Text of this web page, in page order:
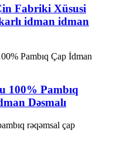
Fabriki Xüsusi
idman idman
100% Pambıq
Dəsmalı